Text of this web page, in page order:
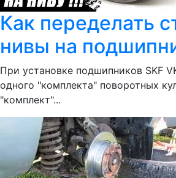
Как переделать
нивы на
При установке подшипников SKF
одного "комплекта" поворотных
"комплект"...